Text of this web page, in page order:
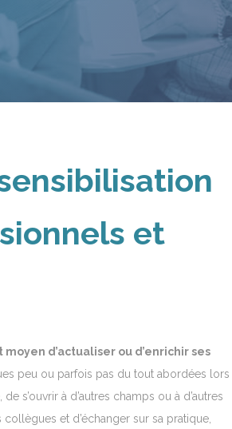
et
d’actualiser ou d’enrichir ses
peu ou parfois pas du tout abordées lors
s’ouvrir à d’autres champs ou à d’autres
et d’échanger sur sa pratique,